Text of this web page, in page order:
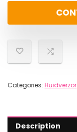
Categories:
Description